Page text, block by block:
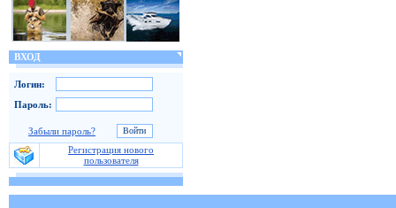
ВХОД
Логин:
Пароль:
Забыли пароль?
Регистрация нового
пользователя